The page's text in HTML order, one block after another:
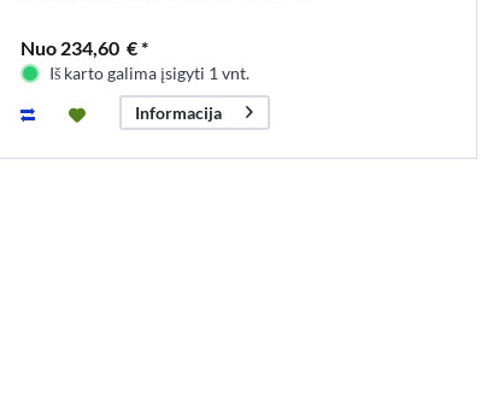
Nuo 234,60 € *
Iš karto galima įsigyti 1 vnt.
Informacija